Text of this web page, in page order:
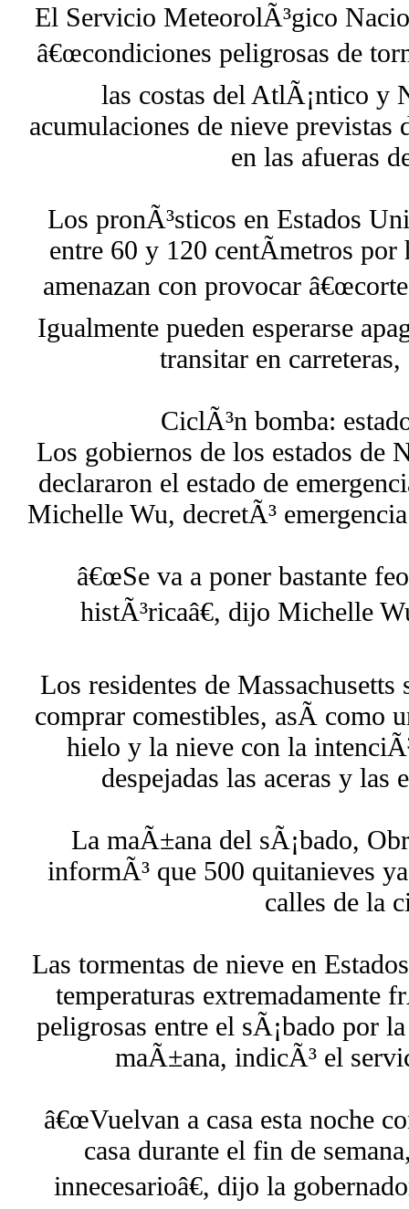
El Servicio MeteorolÃ³gico
â€œcondiciones peligrosas de
las costas del AtlÃ¡ntico y
acumulaciones de nieve previstas
en las afueras
Los pronÃ³sticos en Estados
entre 60 y 120 centÃ­metros
amenazan con provocar
Igualmente pueden esperarse
transitar en
CiclÃ³n bomba:
Los gobiernos de los estados de
declararon el estado de
Michelle Wu, decretÃ³
â€œSe va a poner bastante
histÃ³ricaâ€, dijo Michelle
Los residentes de Massachusetts
comprar comestibles, asÃ­ como
hielo y la nieve con la
despejadas las aceras y las
La maÃ±ana del sÃ¡bado,
informÃ³ que 500 quitanieves
calles de la
Las tormentas de nieve en
temperaturas extremadamente
peligrosas entre el sÃ¡bado por
maÃ±ana, indicÃ³ el
â€œVuelvan a casa esta noche
casa durante el fin de
innecesarioâ€, dijo la